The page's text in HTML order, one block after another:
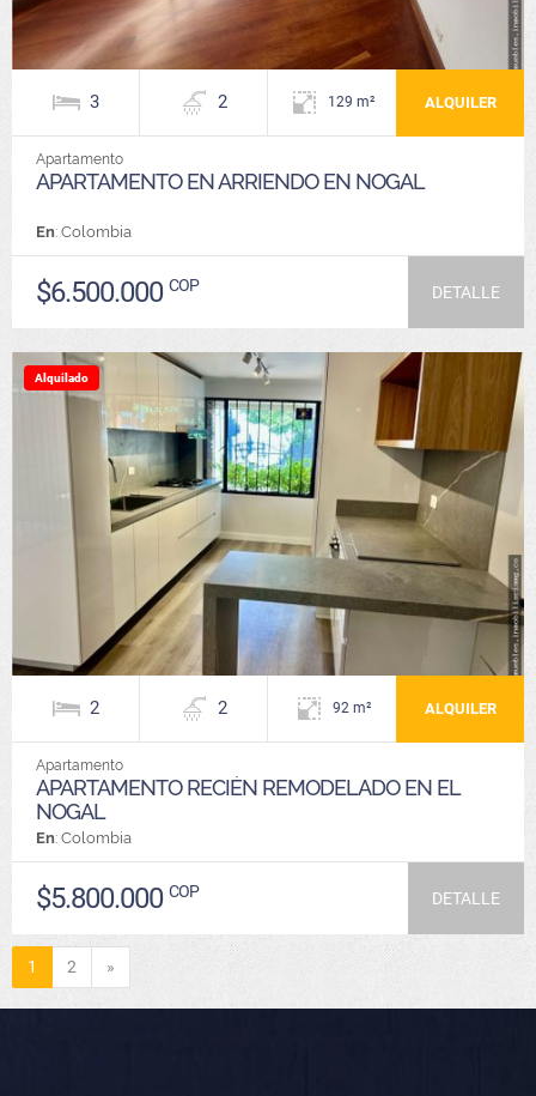
3 2 129 m² ALQUILER
Apartamento
APARTAMENTO EN ARRIENDO EN NOGAL
En: Colombia
$6.500.000 COP DETALLE
Alquilado
2 2 92 m² ALQUILER
Apartamento
APARTAMENTO RECIÉN REMODELADO EN EL
NOGAL
En: Colombia
$5.800.000 COP DETALLE
1 2 »